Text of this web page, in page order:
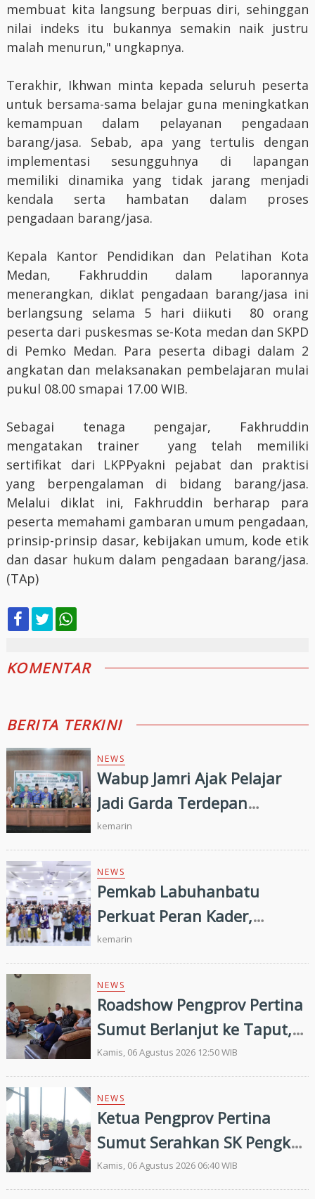
membuat kita langsung berpuas diri, sehinggan
nilai indeks itu bukannya semakin naik justru
malah menurun," ungkapnya.
Terakhir, Ikhwan minta kepada seluruh peserta
untuk bersama-sama belajar guna meningkatkan
kemampuan dalam pelayanan pengadaan
barang/jasa. Sebab, apa yang tertulis dengan
implementasi sesungguhnya di lapangan
memiliki dinamika yang tidak jarang menjadi
kendala serta hambatan dalam proses
pengadaan barang/jasa.
Kepala Kantor Pendidikan dan Pelatihan Kota
Medan, Fakhruddin dalam laporannya
menerangkan, diklat pengadaan barang/jasa ini
berlangsung selama 5 hari diikuti 80 orang
peserta dari puskesmas se-Kota medan dan SKPD
di Pemko Medan. Para peserta dibagi dalam 2
angkatan dan melaksanakan pembelajaran mulai
pukul 08.00 smapai 17.00 WIB.
Sebagai tenaga pengajar, Fakhruddin
mengatakan trainer yang telah memiliki
sertifikat dari LKPPyakni pejabat dan praktisi
yang berpengalaman di bidang barang/jasa.
Melalui diklat ini, Fakhruddin berharap para
peserta memahami gambaran umum pengadaan,
prinsip-prinsip dasar, kebijakan umum, kode etik
dan dasar hukum dalam pengadaan barang/jasa.
(TAp)
KOMENTAR
BERITA TERKINI
NEWS
Wabup Jamri Ajak Pelajar
Jadi Garda Terdepan
Merawat Kerukunan di Era
Digital
kemarin
NEWS
Pemkab Labuhanbatu
Perkuat Peran Kader,
Efektivitas Penurunan
Stunting Masih Menjadi
Tantangan Bersama
kemarin
NEWS
Roadshow Pengprov Pertina
Sumut Berlanjut ke Taput,
Pengkab Siap Dukung
Pembinaan dan Targetkan
Prestasi di Porprovsu 2026
Kamis, 06 Agustus 2026 12:50 WIB
NEWS
Ketua Pengprov Pertina
Sumut Serahkan SK Pengkab
Pertina Madina Periode
2026–2030
Kamis, 06 Agustus 2026 06:40 WIB